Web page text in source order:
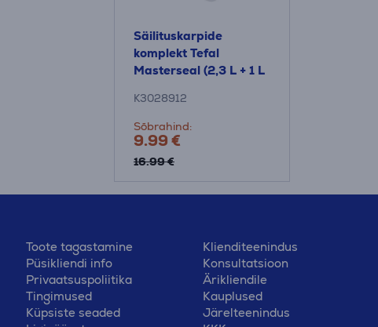
Säilituskarpide
komplekt Tefal
Masterseal (2,3 L + 1 L
K3028912
Sõbrahind:
9.99 €
16.99 €
Toote tagastamine
Püsikliendi info
Privaatsuspoliitika
Tingimused
Küpsiste seaded
Klienditeenindus
Konsultatsioon
Ärikliendile
Kauplused
Järelteenindus